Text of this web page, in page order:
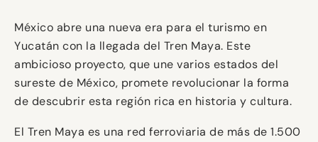
México abre una nueva era para el turismo en
Yucatán con la llegada del Tren Maya. Este
ambicioso proyecto, que une varios estados del
sureste de México, promete revolucionar la forma
de descubrir esta región rica en historia y cultura.
El Tren Maya es una red ferroviaria de más de 1.500